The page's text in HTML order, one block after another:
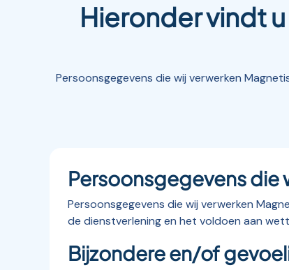
Hieronder vindt
Persoonsgegevens die wij verwerken
Persoonsgegevens die
Persoonsgegevens die wij verwerken
de dienstverlening en het voldoen aan
Bijzondere en/of